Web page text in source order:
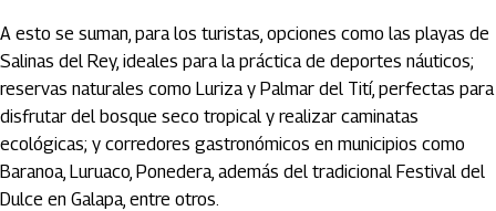
A esto se suman, para los turistas, opciones como las playas de
Salinas del Rey, ideales para la práctica de deportes náuticos;
reservas naturales como Luriza y Palmar del Tití, perfectas para
disfrutar del bosque seco tropical y realizar caminatas
ecológicas; y corredores gastronómicos en municipios como
Baranoa, Luruaco, Ponedera, además del tradicional Festival del
Dulce en Galapa, entre otros.